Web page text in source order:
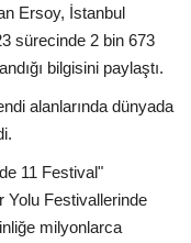
Ersoy, İstanbul
sürecinde 2 bin 673
bilgisini paylaştı.
alanlarında dünyada
11 Festival"
Yolu Festivallerinde
milyonlarca